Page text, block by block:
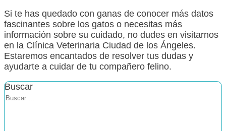
Si te has quedado con ganas de conocer más datos
fascinantes sobre los gatos o necesitas más
información sobre su cuidado, no dudes en visitarnos
en la Clínica Veterinaria Ciudad de los Ángeles.
Estaremos encantados de resolver tus dudas y
ayudarte a cuidar de tu compañero felino.
Buscar